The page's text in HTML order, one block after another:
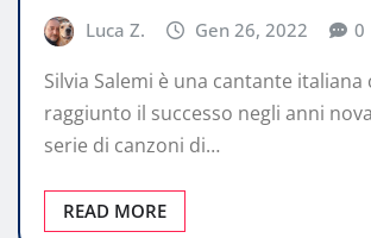
Luca Z. Gen 26, 2022 0
Silvia Salemi è una cantante italiana
raggiunto il successo negli anni
serie di canzoni di…
READ MORE